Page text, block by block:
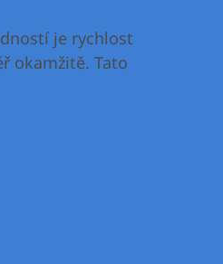
je rychlost
okamžitě. Tato